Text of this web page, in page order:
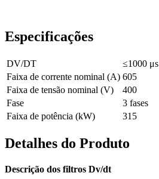
Especificações
DV/DT
≤1000 μs
Faixa de corrente nominal (A) 605
Faixa de tensão nominal (V)
400
Fase
3 fases
Faixa de potência (kW)
315
Detalhes do Produto
Descrição dos filtros Dv/dt